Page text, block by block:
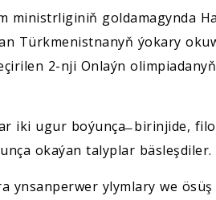
ministrliginiň goldamagynda
Türkmenistnanyň ýokary
2-nji Onlaýn
iki ugur boýunça ̶ birinjide,
okaýan talyplar bäsleşdiler.
ynsanperwer ylymlary we